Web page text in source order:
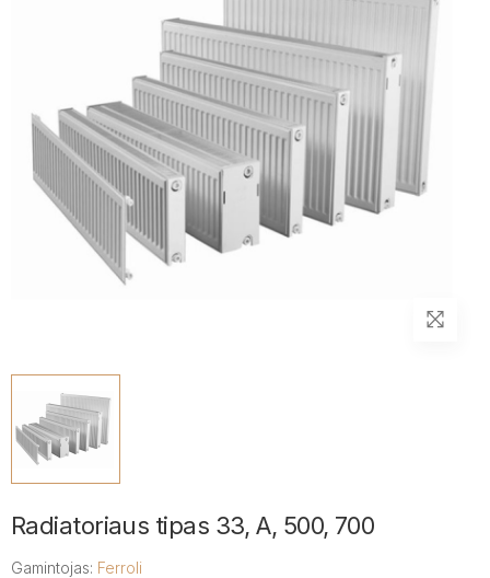
Radiatoriaus tipas 33, A, 500, 700
Gamintojas: Ferroli